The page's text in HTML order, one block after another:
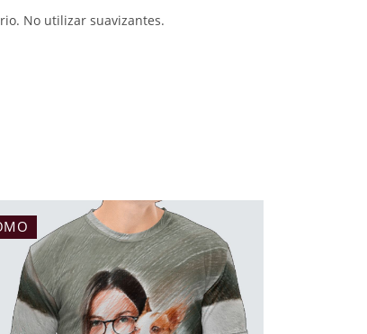
No utilizar suavizantes.